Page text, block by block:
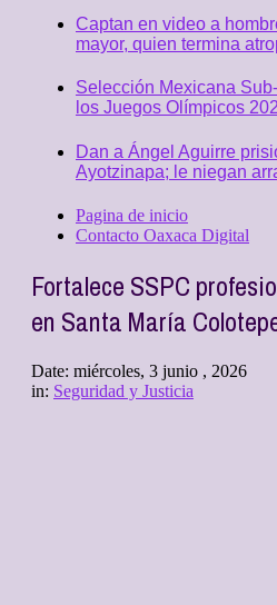
Captan en video a
mayor, quien termina
Selección Mexicana
los Juegos Olímpicos
Dan a Ángel Aguirre
Ayotzinapa; le niegan
Pagina de inicio
Contacto Oaxaca Digital
Fortalece SSPC
en Santa María
Date: miércoles, 3 junio , 2026
in: Seguridad y Justicia